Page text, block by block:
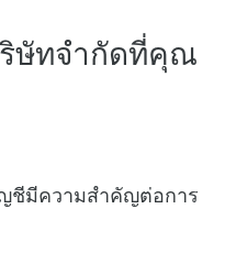
ษัทจำกัดที่คุณ
ชีมีความสำคัญต่อการ